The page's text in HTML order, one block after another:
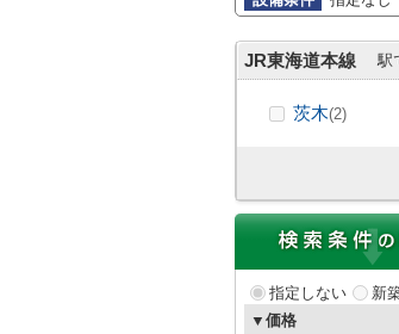
JR東海道本線 駅
茨木(2)
指定しない 新
▼価格